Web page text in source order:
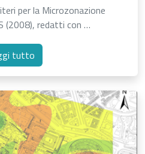
per la Microzonazione
(2008), redatti con …
tutto